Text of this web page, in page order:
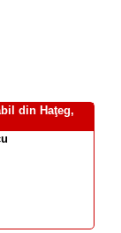
din Haţeg,